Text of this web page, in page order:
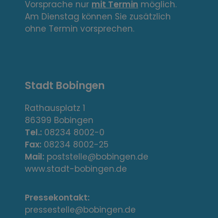
k
s
A
d
r
e
s
s
e
/
Vorsprache nur mit Termin möglich.
Am Dienstag können Sie zusätzlich
ohne Termin vorsprechen.
Stadt Bobingen
Rathausplatz 1
86399 Bobingen
Tel.: 08234 8002-0
Fax: 08234 8002-25
Mail: poststelle@bobingen.de
www.stadt-bobingen.de
Pressekontakt:
pressestelle@bobingen.de